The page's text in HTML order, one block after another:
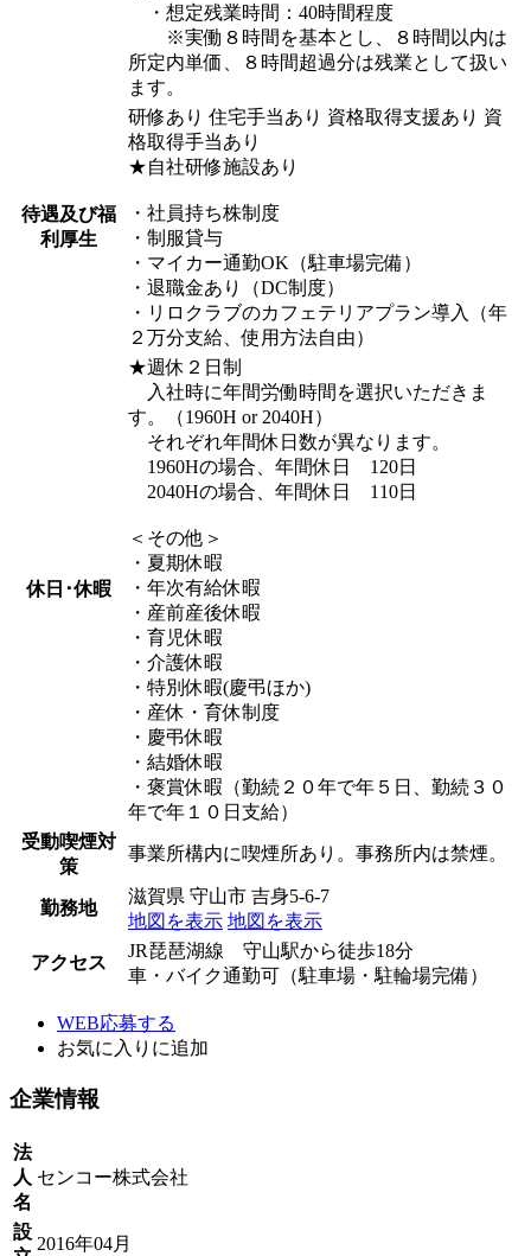
・想定残業時間：40時間程度
※実働８時間を基本とし、８時間以内は
所定内単価、８時間超過分は残業として扱い
ます。
待遇及び福
利厚生
研修あり 住宅手当あり 資格取得支援あり 資
格取得手当あり
★自社研修施設あり
・社員持ち株制度
・制服貸与
・マイカー通勤OK（駐車場完備）
・退職金あり（DC制度）
・リロクラブのカフェテリアプラン導入（年
２万分支給、使用方法自由）
休日･休暇
★週休２日制
入社時に年間労働時間を選択いただきま
す。（1960H or 2040H）
それぞれ年間休日数が異なります。
1960Hの場合、年間休日 120日
2040Hの場合、年間休日 110日
＜その他＞
・夏期休暇
・年次有給休暇
・産前産後休暇
・育児休暇
・介護休暇
・特別休暇(慶弔ほか)
・産休・育休制度
・慶弔休暇
・結婚休暇
・褒賞休暇（勤続２０年で年５日、勤続３０
年で年１０日支給）
受動喫煙対
策
事業所構内に喫煙所あり。事務所内は禁煙。
勤務地
滋賀県 守山市 吉身5-6-7
地図を表示 地図を表示
アクセス
JR琵琶湖線 守山駅から徒歩18分
車・バイク通勤可（駐車場・駐輪場完備）
WEB応募する
お気に入り に追加
企業情報
法
人
名
センコー株式会社
設
2016年04月